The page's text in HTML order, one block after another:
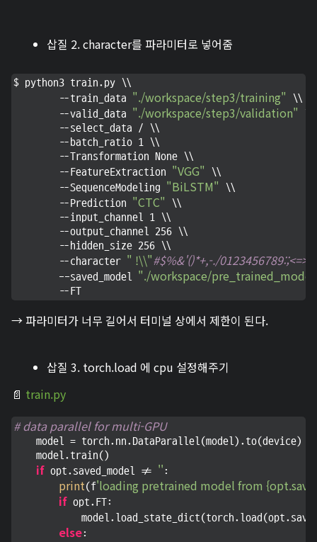
삽질 2. character를 파라미터로 넣어줌
$ python3 train.py \\
        --train_data
"./workspace/step3/training"
\\
        --valid_data
"./workspace/step3/validation"
        --select_data / \\
        --batch_ratio 1 \\
        --Transformation None \\
        --FeatureExtraction
"VGG"
\\
        --SequenceModeling
"BiLSTM"
\\
        --Prediction
"CTC"
\\
        --input_channel 1 \\
        --output_channel 256 \\
        --hidden_size 256 \\
        --character
" !\\"#$%&'()*+,-./
        --saved_model
"./workspace/
        --FT
→ 파라미터가 너무 길어서 터미널 상에서 제한이 된다.
삽질 3. torch.load 에 cpu 설정해주기
📄 train.py
# data parallel for multi-GPU
    model = torch.nn.DataParallel(model).to(device)
    model.train()
if opt.saved_model != '' :
print(f'loading pretrained model from
if opt.FT:
else: